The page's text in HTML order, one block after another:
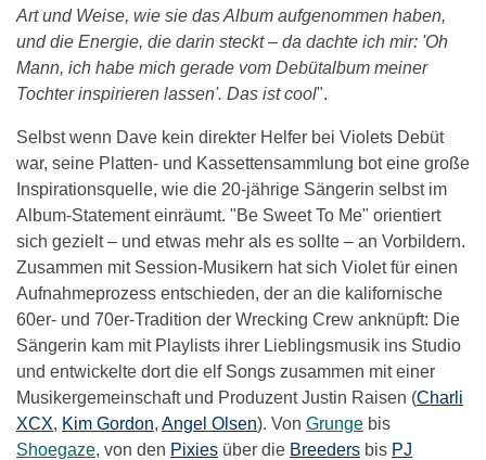
Art und Weise, wie sie das Album aufgenommen haben,
und die Energie, die darin steckt – da dachte ich mir: 'Oh
Mann, ich habe mich gerade vom Debütalbum meiner
Tochter inspirieren lassen'. Das ist cool".
Selbst wenn Dave kein direkter Helfer bei Violets Debüt
war, seine Platten- und Kassettensammlung bot eine große
Inspirationsquelle, wie die 20-jährige Sängerin selbst im
Album-Statement einräumt. "Be Sweet To Me" orientiert
sich gezielt – und etwas mehr als es sollte – an Vorbildern.
Zusammen mit Session-Musikern hat sich Violet für einen
Aufnahmeprozess entschieden, der an die kalifornische
60er- und 70er-Tradition der Wrecking Crew anknüpft: Die
Sängerin kam mit Playlists ihrer Lieblingsmusik ins Studio
und entwickelte dort die elf Songs zusammen mit einer
Musikergemeinschaft und Produzent Justin Raisen (Charli
XCX, Kim Gordon, Angel Olsen). Von Grunge bis
Shoegaze, von den Pixies über die Breeders bis PJ